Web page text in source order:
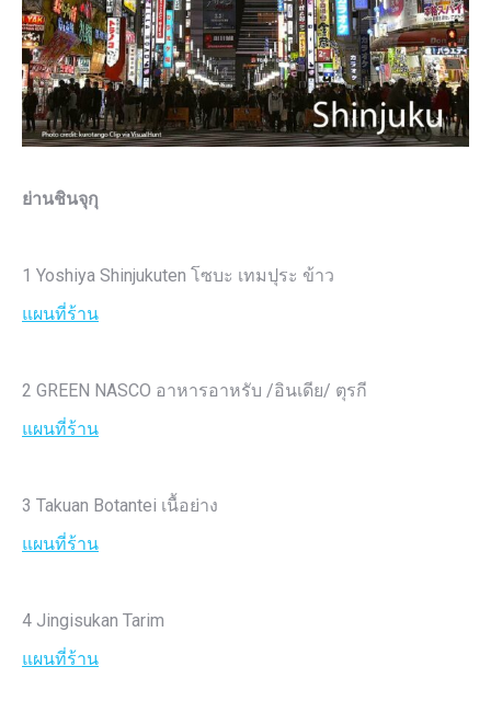
ย่านชินจุกุ
1 Yoshiya Shinjukuten โซบะ เทมปุระ ข้าว
แผนที่ร้าน
2 GREEN NASCO อาหารอาหรับ /อินเดีย/ ตุรกี
แผนที่ร้าน
3 Takuan Botantei เนื้อย่าง
แผนที่ร้าน
4 Jingisukan Tarim
แผนที่ร้าน